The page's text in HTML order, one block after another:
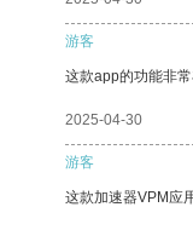
游客
这款app的功能非
2025-04-30
游客
这款加速器VPM应